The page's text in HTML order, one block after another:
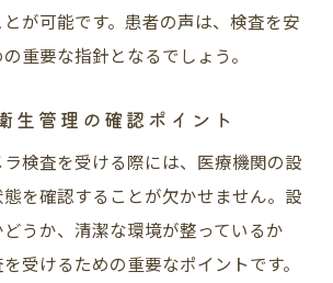
が可能です。患者の声は、検査を安
重要な指針となるでしょう。
生管理の確認ポイント
検査を受ける際には、医療機関の設
を確認することが欠かせません。設
うか、清潔な環境が整っているか
受けるための重要なポイントです。